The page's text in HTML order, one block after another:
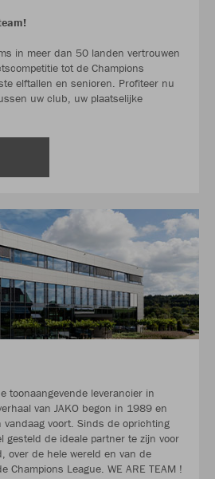
in meer dan 50 landen vertrouwen
tot de Champions
elftallen en senioren. Profiteer nu
uw club, uw plaatselijke
toonaangevende leverancier in
van JAKO begon in 1989 en
voort. Sinds de oprichting
gesteld de ideale partner te zijn voor
over de hele wereld en van de
Champions League. WE ARE TEAM !